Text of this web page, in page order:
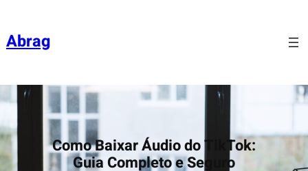
Abrag
Como Baixar Áudio do TikTok:
Guia Completo e Seguro